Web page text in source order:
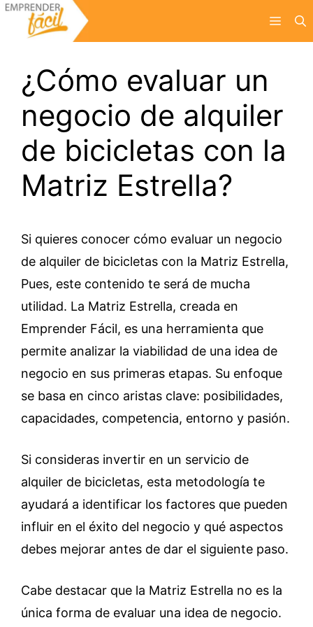
Saltar
Menú
¿Cómo evaluar un
negocio de alquiler
de bicicletas con la
Matriz Estrella?
Si quieres conocer cómo evaluar un negocio
de alquiler de bicicletas con la Matriz Estrella,
Pues, este contenido te será de mucha
utilidad. La Matriz Estrella, creada en
Emprender Fácil, es una herramienta que
permite analizar la viabilidad de una idea de
negocio en sus primeras etapas. Su enfoque
se basa en cinco aristas clave: posibilidades,
capacidades, competencia, entorno y pasión.
Si consideras invertir en un servicio de
alquiler de bicicletas, esta metodología te
ayudará a identificar los factores que pueden
influir en el éxito del negocio y qué aspectos
debes mejorar antes de dar el siguiente paso.
Cabe destacar que la Matriz Estrella no es la
única forma de evaluar una idea de negocio.